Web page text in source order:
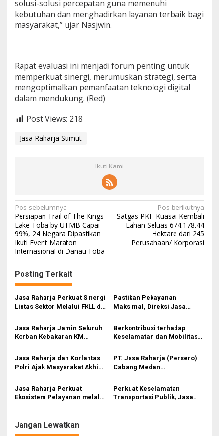
solusi-solusi percepatan guna memenuhi
kebutuhan dan menghadirkan layanan terbaik bagi
masyarakat,” ujar Nasjwin.
Rapat evaluasi ini menjadi forum penting untuk
memperkuat sinergi, merumuskan strategi, serta
mengoptimalkan pemanfaatan teknologi digital
dalam mendukung. (Red)
Post Views: 218
Jasa Raharja Sumut
Ikuti Kami
N
a
v
i
a
s
i
o
Pos sebelumnya
Persiapan Trail of The Kings
Lake Toba by UTMB Capai
99%, 24 Negara Dipastikan
Ikuti Event Maraton
Internasional di Danau Toba
Pos berikutnya
Satgas PKH Kuasai Kembali
Lahan Seluas 674.178,44
Hektare dari 245
Perusahaan/ Korporasi
Posting Terkait
Jasa Raharja Perkuat Sinergi
Lintas Sektor Melalui FKLL di
Pastikan Pekayanan
Maksimal, Direksi Jasa
Kebakaran KM Mutiara
Sentosa II
Jasa Raharja Jamin Seluruh
Korban Kebakaran KM
Perairan Sumenep
Berkontribusi terhadap
Keselamatan dan Mobilitas
Raih Penghargaan di Ajang
Transportasi Indonesia
Awards 2026
Jasa Raharja dan Korlantas
Polri Ajak Masyarakat Akhiri
Budaya Keselamatan Berlalu
Lintas
PT. Jasa Raharja (Persero)
Cabang Medan
Meningkatkan Pelayanan
dan Pencegahan Kecelakaan
Jasa Raharja Perkuat
Ekosistem Pelayanan melalui
Perkuat Keselamatan
Transportasi Publik, Jasa
Jangan Lewatkan